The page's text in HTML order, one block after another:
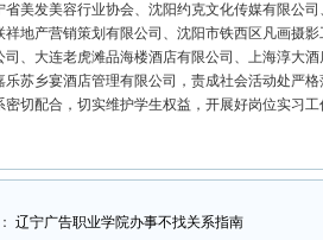
省美发美容行业协会、沈阳约克文化传媒有限公
祥地产营销策划有限公司、沈阳市铁西区凡画摄
司、大连老虎滩品海楼酒店有限公司、上海淳大
乐苏乡宴酒店管理有限公司，责成社会活动处严
切配合，切实维护学生权益，开展好岗位实习工
辽宁广告职业学院办事不找关系指南